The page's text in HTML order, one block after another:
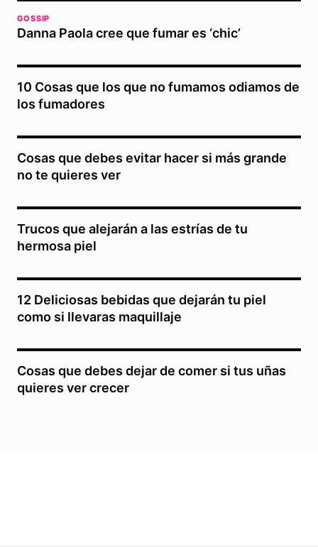
GOSSIP
Danna Paola cree que fumar es ‘chic’
10 Cosas que los que no fumamos odiamos de
los fumadores
Cosas que debes evitar hacer si más grande
no te quieres ver
Trucos que alejarán a las estrías de tu
hermosa piel
12 Deliciosas bebidas que dejarán tu piel
como si llevaras maquillaje
Cosas que debes dejar de comer si tus uñas
quieres ver crecer